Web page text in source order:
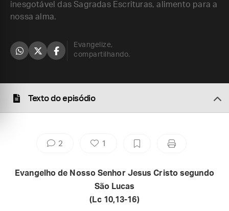
inesgotável das Sagradas Escrituras, alimento para a
nossa alma.
Evangelize,
compartilhando.
Texto do episódio
2 1
Evangelho de Nosso Senhor Jesus Cristo segundo
São Lucas
(Lc 10,13-16)